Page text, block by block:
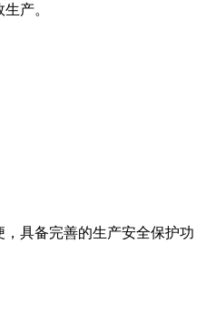
产。
具备完善的生产安全保护功